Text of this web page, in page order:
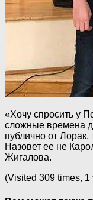
«Хочу спросить у
сложные времена
публично от Лорак,
Назовет ее не
Жигалова.
(Visited 309 times, 1